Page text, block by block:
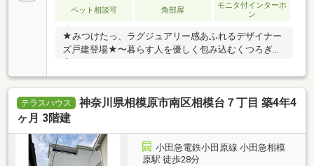
ペット相談可 角部屋
モニタ付インターホ
ン
★みつけたっ、ラグジュアリー感あふれるデザイナー
ズ戸建登場★〜暮らす人を優しく包み込むくつろぎの
テラスハウス
神奈川県相模原市南区相模台７丁目 築4年4
ヶ月 3階建
小田急電鉄小田原線 小田急相模
原駅 徒歩28分